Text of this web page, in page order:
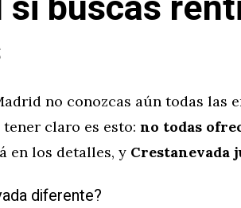
no conozcas aún todas las
claro es esto: no todas
en los detalles, y Crestanevada
diferente?